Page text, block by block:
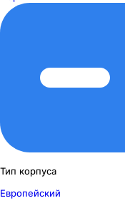
Тип корпуса
Европейский